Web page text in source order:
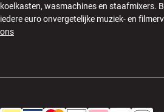
koelkasten, wasmachines en staafmixers.
iedere euro onvergetelijke muziek- en
ons